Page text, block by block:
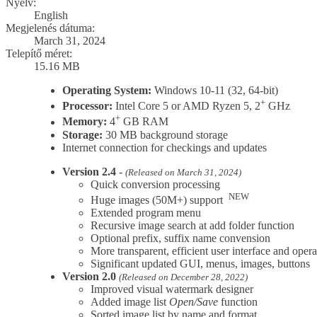
Nyelv:
English
Megjelenés dátuma:
March 31, 2024
Telepítő méret:
15.16 MB
Operating System: Windows 10-11 (32, 64-bit)
Processor: Intel Core 5 or AMD Ryzen 5, 2+ GHz
Memory: 4+ GB RAM
Storage: 30 MB background storage
Internet connection for checkings and updates
Version 2.4 - (Released on March 31, 2024)
Quick conversion processing
Huge images (50M+) support NEW
Extended program menu
Recursive image search at add folder function
Optional prefix, suffix name convension
More transparent, efficient user interface and
Significant updated GUI, menus, images, buttons
Version 2.0 (Released on December 28, 2022)
Improved visual watermark designer
Added image list Open/Save function
Sorted image list by name and format